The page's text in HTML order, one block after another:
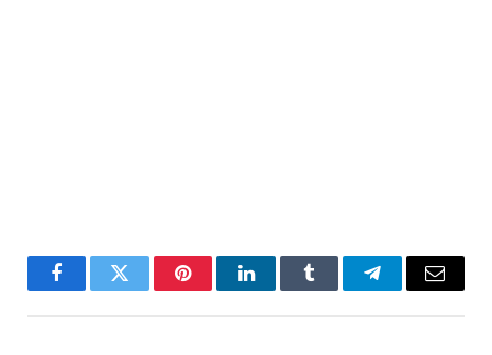
FacebookTwitter PinterestLinkedInTumblr TelegramEmail